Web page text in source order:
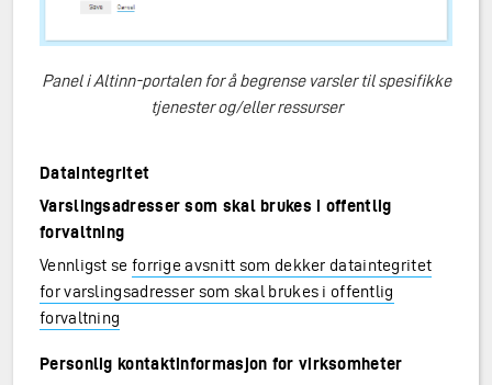
Panel i Altinn-portalen for å begrense varsler til spesifikke
tjenester og/eller ressurser
Dataintegritet
Varslingsadresser som skal brukes i offentlig
forvaltning
Vennligst se forrige avsnitt som dekker dataintegritet
for varslingsadresser som skal brukes i offentlig
forvaltning
Personlig kontaktinformasjon for virksomheter